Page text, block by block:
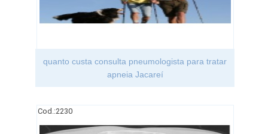
quanto custa consulta pneumologista para tratar
apneia Jacareí
Cod.:2230